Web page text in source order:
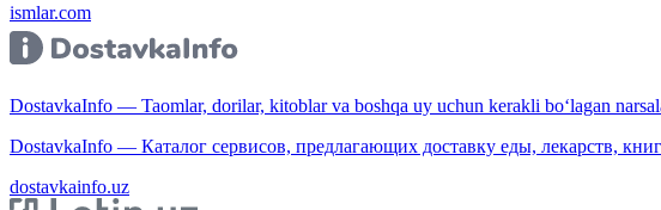
ismlar.com
DostavkaInfo — Taomlar, dorilar, kitoblar va boshqa uy uchun kerakli bo‘lagan
DostavkaInfo — Каталог сервисов, предлагающих доставку еды, лекарств,
dostavkainfo.uz